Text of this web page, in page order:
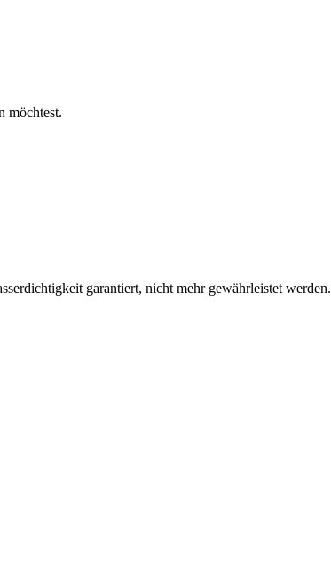
möchtest.
garantiert, nicht mehr gewährleistet werden.